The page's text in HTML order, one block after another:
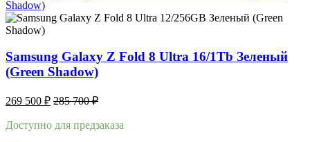
Samsung Galaxy Z Fold 8 Ultra 16/1Tb Зеленый
(Green Shadow)
269 500 ₽ 285 700₽
Доступно для предзаказа